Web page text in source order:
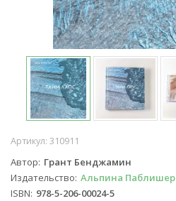
Артикул: 310911
Автор Грант Бенджамин
Издательство Альпина Паблишер
ISBN 978-5-206-00024-5